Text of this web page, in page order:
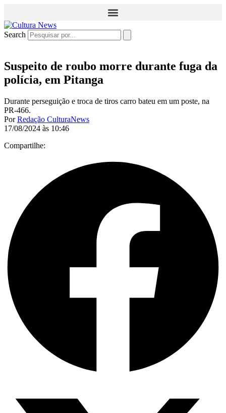
Search
Suspeito de roubo morre durante fuga da
polícia, em Pitanga
Durante perseguição e troca de tiros carro bateu em um poste, na
PR-466.
PorRedação CulturaNews
17/08/2024 às 10:46
Compartilhe: